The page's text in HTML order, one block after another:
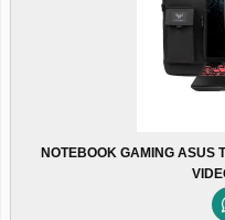
NOTEBOOK GAMING ASUS